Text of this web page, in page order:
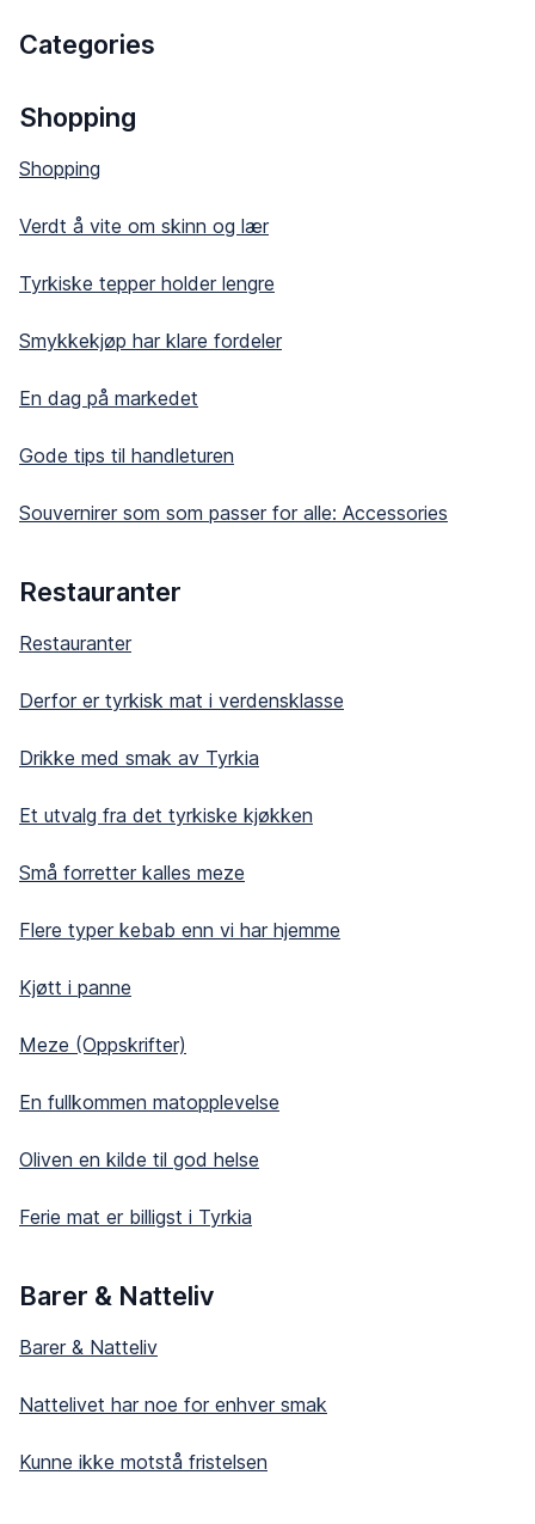
Categories
Shopping
Shopping
Verdt å vite om skinn og lær
Tyrkiske tepper holder lengre
Smykkekjøp har klare fordeler
En dag på markedet
Gode tips til handleturen
Souvernirer som som passer for alle: Accessories
Restauranter
Restauranter
Derfor er tyrkisk mat i verdensklasse
Drikke med smak av Tyrkia
Et utvalg fra det tyrkiske kjøkken
Små forretter kalles meze
Flere typer kebab enn vi har hjemme
Kjøtt i panne
Meze (Oppskrifter)
En fullkommen matopplevelse
Oliven en kilde til god helse
Ferie mat er billigst i Tyrkia
Barer & Natteliv
Barer & Natteliv
Nattelivet har noe for enhver smak
Kunne ikke motstå fristelsen